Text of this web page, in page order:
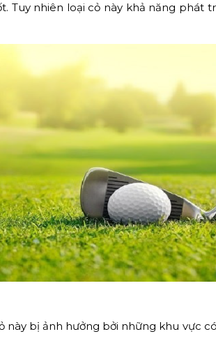
Tuy nhiên loại cỏ này khả năng phát
này bị ảnh hưởng bởi những khu vực